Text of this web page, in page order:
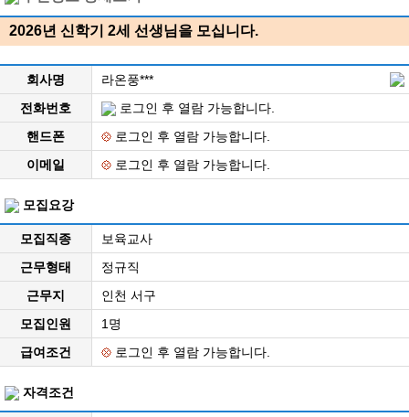
2026년 신학기 2세 선생님을 모십니다.
회사명
라온풍***
전화번호
로그인 후 열람 가능합니다.
핸드폰
로그인 후 열람 가능합니다.
이메일
로그인 후 열람 가능합니다.
모집요강
모집직종
보육교사
근무형태
정규직
근무지
인천 서구
모집인원
1명
급여조건
로그인 후 열람 가능합니다.
자격조건